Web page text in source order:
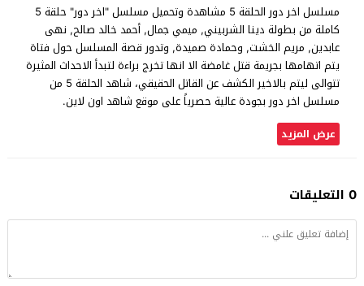
مسلسل اخر دور الحلقة 5 مشاهدة وتحميل مسلسل "اخر دور" حلقة 5
كاملة من بطولة دينا الشربيني, ميمي جمال, أحمد خالد صالح, نهى
عابدين, مريم الخشت, وحمادة صميدة, وتدور قصة المسلسل حول فتاة
يتم اتهامها بجريمة قتل غامضة الا انها تخرج براءة لتبدأ الاحداث المثيرة
تتوالى ليتم بالاخير الكشف عن القاتل الحقيقي، شاهد الحلقة 5 من
مسلسل اخر دور بجودة عالية حصرياً على موقع شاهد اون لاين.
عرض المزيد
0 التعليقات